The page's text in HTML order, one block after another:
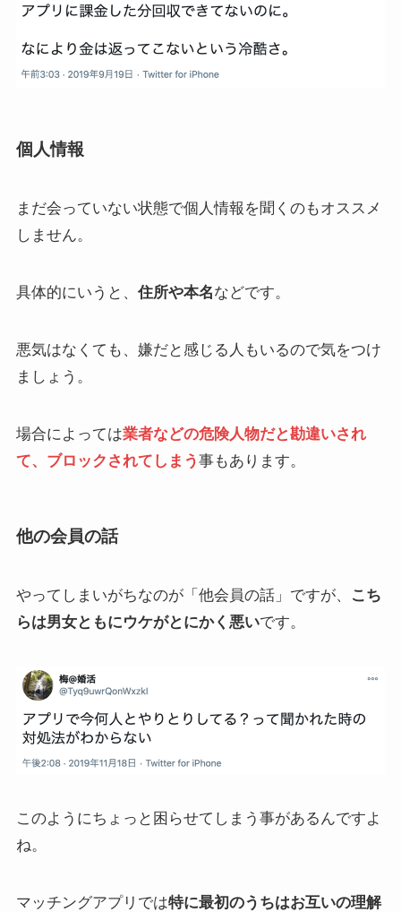
個人情報
まだ会っていない状態で個人情報を聞くのもオススメ
しません。
具体的にいうと、 住所や本名などです。
悪気はなくても、嫌だと感じる人もいるので気をつけ
ましょう。
場合によっては業者などの危険人物だと勘違いされ
て、ブロックされてしまう事もあります。
他の会員の話
やってしまいがちなのが「他会員の話」ですが、
こち
らは男女ともにウケがとにかく悪いです。
このようにちょっと困らせてしまう事があるんですよ
ね。
マッチングアプリでは特に最初のうちはお互いの理解